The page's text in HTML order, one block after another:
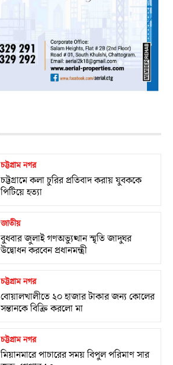
চট্টগ্রাম নগর
চট্টগ্রামে কলা চুরির প্রতিবাদ করায় যুবককে
পিটিয়ে হত্যা
জাতীয়
বুধবার জুলাই গণঅভ্যুত্থান স্মৃতি জাদুঘর
উদ্বোধন করবেন প্রধানমন্ত্রী
চট্টগ্রাম নগর
বোয়ালখালীতে ২০ হাজার টাকার জন্য কোলের
সন্তানকে বিক্রি করলো মা
চট্টগ্রাম নগর
মিয়ানমারে পাচারের সময় বিপুল পরিমাণ সার